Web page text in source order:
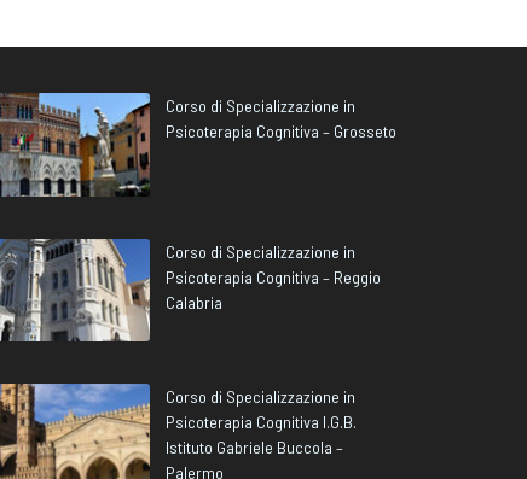
Corso di Specializzazione in
Psicoterapia Cognitiva – Grosseto
Corso di Specializzazione in
Psicoterapia Cognitiva – Reggio
Calabria
Corso di Specializzazione in
Psicoterapia Cognitiva I.G.B.
Istituto Gabriele Buccola –
Palermo